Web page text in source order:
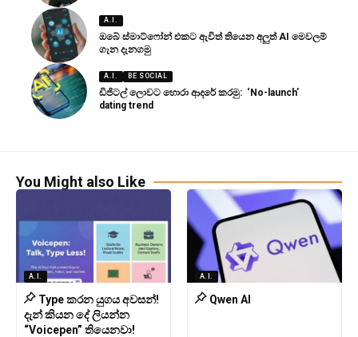
A.I.
ඔබේ ස්මාට්ෆෝන් එකට ඇවිත් තියෙන අලුත් AI මෙවලම්
ගැන දැනගමු
A.I. BE SOCIAL
ඩිජිටල් ලොවට හොරා ආදරේ කරමු: ‘No-launch’
dating trend
You Might also Like
A.I.
Type කරන යුගය අවසන්!
දැන් කියන දේ ලියන්න
“Voicepen” තියෙනවා!
A.I.
Qwen AI